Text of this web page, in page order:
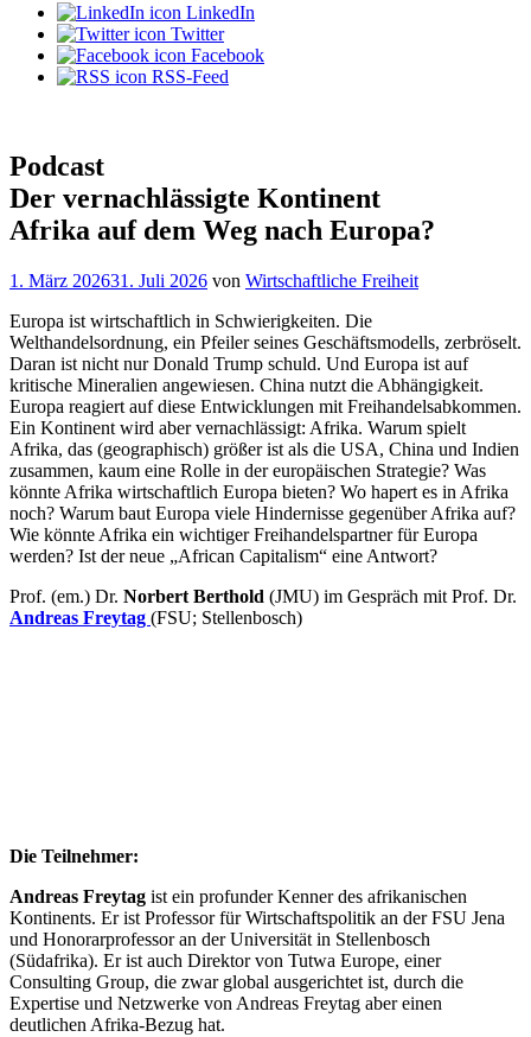
LinkedIn
Twitter
Facebook
RSS-Feed
Podcast
Der vernachlässigte Kontinent
Afrika auf dem Weg nach Europa?
Veröffentlicht
1. März 202631. Juli 2026 von Wirtschaftliche Freiheit
Europa ist wirtschaftlich in Schwierigkeiten. Die
Welthandelsordnung, ein Pfeiler seines Geschäftsmodells, zerbröselt.
Daran ist nicht nur Donald Trump schuld. Und Europa ist auf
kritische Mineralien angewiesen. China nutzt die Abhängigkeit.
Europa reagiert auf diese Entwicklungen mit Freihandelsabkommen.
Ein Kontinent wird aber vernachlässigt: Afrika. Warum spielt
Afrika, das (geographisch) größer ist als die USA, China und Indien
zusammen, kaum eine Rolle in der europäischen Strategie? Was
könnte Afrika wirtschaftlich Europa bieten? Wo hapert es in Afrika
noch? Warum baut Europa viele Hindernisse gegenüber Afrika auf?
Wie könnte Afrika ein wichtiger Freihandelspartner für Europa
werden? Ist der neue „African Capitalism“ eine Antwort?
Prof. (em.) Dr. Norbert Berthold (JMU) im Gespräch mit Prof. Dr.
Andreas Freytag (FSU; Stellenbosch)
Die Teilnehmer:
Andreas Freytag ist ein profunder Kenner des afrikanischen
Kontinents. Er ist Professor für Wirtschaftspolitik an der FSU Jena
und Honorarprofessor an der Universität in Stellenbosch
(Südafrika). Er ist auch Direktor von Tutwa Europe, einer
Consulting Group, die zwar global ausgerichtet ist, durch die
Expertise und Netzwerke von Andreas Freytag aber einen
deutlichen Afrika-Bezug hat.